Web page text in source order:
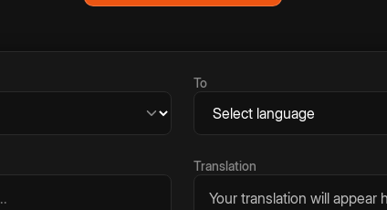
To
Translation
Your translation will appear